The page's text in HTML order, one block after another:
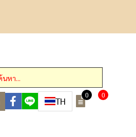
TH
0 0